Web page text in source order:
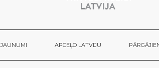
JAUNUMI APCEĻO LATVIJU